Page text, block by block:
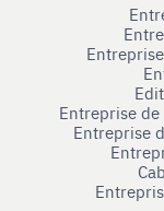
Entreprise
Entreprise